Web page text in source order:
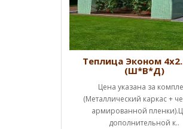
Теплица Эконом
(Ш*В*Д)
Цена указана за
(Металлический каркас +
армированной
дополнительной к..